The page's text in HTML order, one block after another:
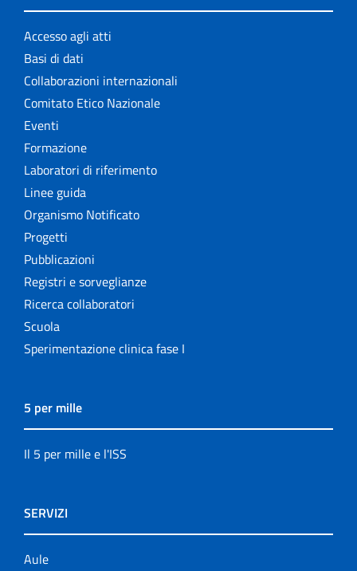
Accesso agli atti
Basi di dati
Collaborazioni internazionali
Comitato Etico Nazionale
Eventi
Formazione
Laboratori di riferimento
Linee guida
Organismo Notificato
Progetti
Pubblicazioni
Registri e sorveglianze
Ricerca collaboratori
Scuola
Sperimentazione clinica fase I
5 per mille
Il 5 per mille e l'ISS
SERVIZI
Aule